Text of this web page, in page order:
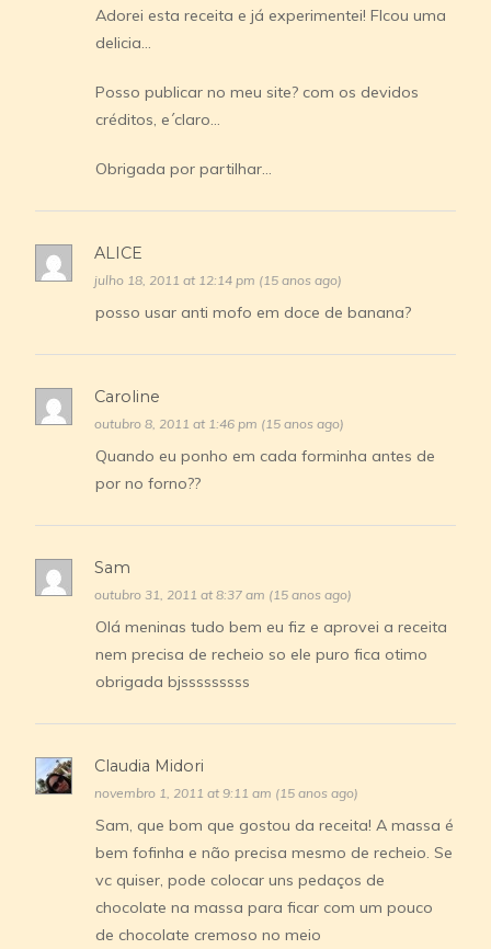
Adorei esta receita e já experimentei! FIcou uma
delicia…
Posso publicar no meu site? com os devidos
créditos, e´claro…
Obrigada por partilhar…
ALICE
julho 18, 2011 at 12:14 pm (15 anos ago)
posso usar anti mofo em doce de banana?
Caroline
outubro 8, 2011 at 1:46 pm (15 anos ago)
Quando eu ponho em cada forminha antes de
por no forno??
Sam
outubro 31, 2011 at 8:37 am (15 anos ago)
Olá meninas tudo bem eu fiz e aprovei a receita
nem precisa de recheio so ele puro fica otimo
obrigada bjsssssssss
Claudia Midori
novembro 1, 2011 at 9:11 am (15 anos ago)
Sam, que bom que gostou da receita! A massa é
bem fofinha e não precisa mesmo de recheio. Se
vc quiser, pode colocar uns pedaços de
chocolate na massa para ficar com um pouco
de chocolate cremoso no meio